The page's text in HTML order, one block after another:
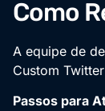
Como
A equipe de
Custom
Passos para